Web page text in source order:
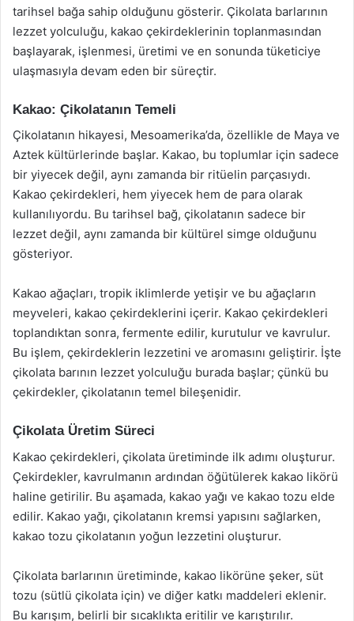
tarihsel bağa sahip olduğunu gösterir. Çikolata barlarının
lezzet yolculuğu, kakao çekirdeklerinin toplanmasından
başlayarak, işlenmesi, üretimi ve en sonunda tüketiciye
ulaşmasıyla devam eden bir süreçtir.
Kakao: Çikolatanın Temeli
Çikolatanın hikayesi, Mesoamerika’da, özellikle de Maya ve
Aztek kültürlerinde başlar. Kakao, bu toplumlar için sadece
bir yiyecek değil, aynı zamanda bir ritüelin parçasıydı.
Kakao çekirdekleri, hem yiyecek hem de para olarak
kullanılıyordu. Bu tarihsel bağ, çikolatanın sadece bir
lezzet değil, aynı zamanda bir kültürel simge olduğunu
gösteriyor.
Kakao ağaçları, tropik iklimlerde yetişir ve bu ağaçların
meyveleri, kakao çekirdeklerini içerir. Kakao çekirdekleri
toplandıktan sonra, fermente edilir, kurutulur ve kavrulur.
Bu işlem, çekirdeklerin lezzetini ve aromasını geliştirir. İşte
çikolata barının lezzet yolculuğu burada başlar; çünkü bu
çekirdekler, çikolatanın temel bileşenidir.
Çikolata Üretim Süreci
Kakao çekirdekleri, çikolata üretiminde ilk adımı oluşturur.
Çekirdekler, kavrulmanın ardından öğütülerek kakao likörü
haline getirilir. Bu aşamada, kakao yağı ve kakao tozu elde
edilir. Kakao yağı, çikolatanın kremsi yapısını sağlarken,
kakao tozu çikolatanın yoğun lezzetini oluşturur.
Çikolata barlarının üretiminde, kakao likörüne şeker, süt
tozu (sütlü çikolata için) ve diğer katkı maddeleri eklenir.
Bu karışım, belirli bir sıcaklıkta eritilir ve karıştırılır.